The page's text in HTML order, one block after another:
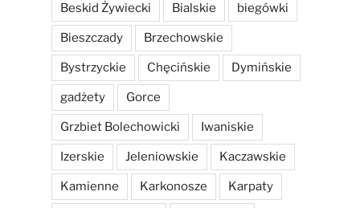
Beskid Żywiecki Bialskie biegówki
Bieszczady Brzechowskie
Bystrzyckie Chęcińskie Dymińskie
gadżety Gorce
Grzbiet Bolechowicki Iwaniskie
Izerskie Jeleniowskie Kaczawskie
Kamienne Karkonosze Karpaty